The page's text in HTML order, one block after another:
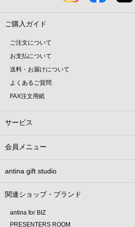
ご購入ガイド
ご注文について
お支払について
送料・お届けについて
よくあるご質問
FAX注文用紙
サービス
会員メニュー
antina gift studio
関連ショップ・ブランド
antina for BIZ
PRESENTERS ROOM